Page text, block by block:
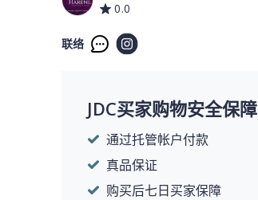
0.0
联络
JDC买家购物安全保障
通过托管帐户付款
真品保证
购买后七日买家保障